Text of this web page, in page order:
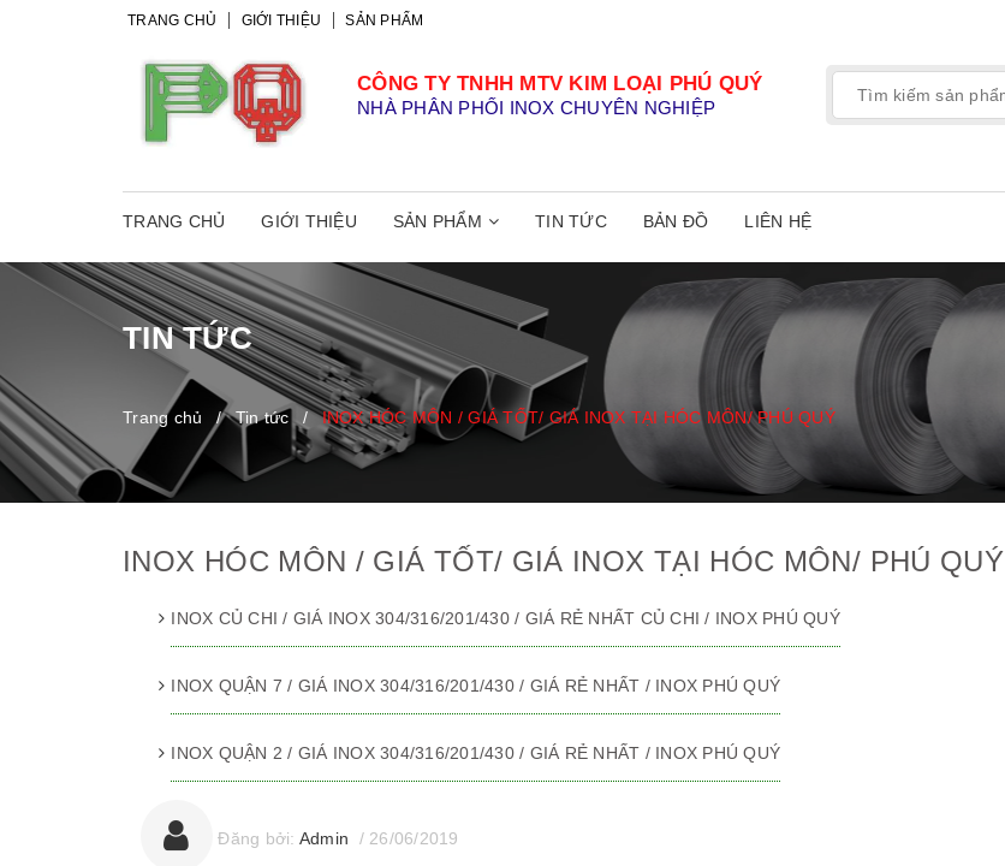
TRANG CHỦ GIỚI THIỆU SẢN PHẨM
CÔNG TY TNHH MTV KIM LOẠI PHÚ QUÝ
NHÀ PHÂN PHỐI INOX CHUYÊN NGHIỆP
TRANG CHỦ GIỚI THIỆU SẢN PHẨM TIN TỨC BẢN ĐỒ LIÊN HỆ
TIN TỨC
Trang chủ / Tin tức / INOX HÓC MÔN / GIÁ TỐT/ GIÁ INOX TẠI HÓC MÔN/ PHÚ QUÝ
INOX HÓC MÔN / GIÁ TỐT/ GIÁ INOX TẠI HÓC MÔN/ PHÚ QUÝ
INOX CỦ CHI / GIÁ INOX 304/316/201/430 / GIÁ RẺ NHẤT CỦ CHI / INOX PHÚ QUÝ
INOX QUẬN 7 / GIÁ INOX 304/316/201/430 / GIÁ RẺ NHẤT / INOX PHÚ QUÝ
INOX QUẬN 2 / GIÁ INOX 304/316/201/430 / GIÁ RẺ NHẤT / INOX PHÚ QUÝ
Đăng bởi: Admin / 26/06/2019